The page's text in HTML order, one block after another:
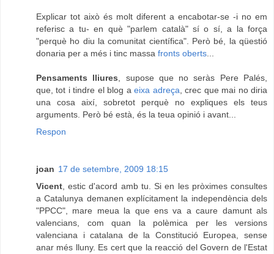
Explicar tot això és molt diferent a encabotar-se -i no em
referisc a tu- en què "parlem català" sí o sí, a la força
"perquè ho diu la comunitat científica". Però bé, la qüestió
donaria per a més i tinc massa fronts oberts
Pensaments lliures , supose que no seràs Pere Palés,
que, tot i tindre el blog aeixa adreça , crec que mai no diria
una cosa així, sobretot perquè no expliques els teus
arguments. Però bé està, és la teua opinió i avant...
Respon
joan 17 de setembre, 2009 18:15
Vicent, estic d'acord amb tu. Si en les pròximes consultes
a Catalunya demanen explícitament la independència dels
"PPCC", mare meua la que ens va a caure damunt als
valencians, com quan la polèmica per les versions
valenciana i catalana de la Constitució Europea, sense
anar més lluny. Es cert que la reacció del Govern de l'Estat